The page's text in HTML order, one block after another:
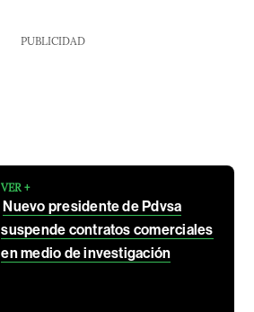
PUBLICIDAD
VER +
Nuevo presidente de Pdvsa
suspende contratos comerciales
en medio de investigación